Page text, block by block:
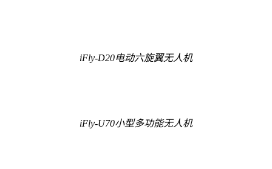
iFly-D20电动六旋翼无人机
iFly-U70小型多功能无人机